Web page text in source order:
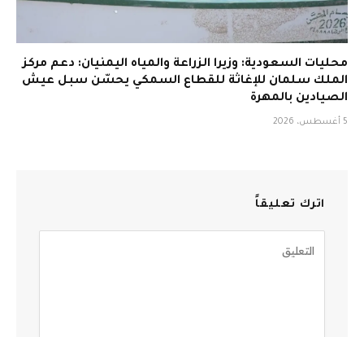
محليات السعودية: وزيرا الزراعة والمياه اليمنيان: دعم مركز
الملك سلمان للإغاثة للقطاع السمكي يحسّن سبل عيش
الصيادين بالمهرة
5 أغسطس، 2026
اترك تعليقاً